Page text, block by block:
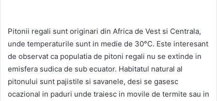
Pitonii regali sunt originari din Africa de Vest si Centrala,
unde temperaturile sunt in medie de 30°C. Este interesant
de observat ca populatia de pitoni regali nu se extinde in
emisfera sudica de sub ecuator. Habitatul natural al
pitonului sunt pajistile si savanele, desi se gasesc
ocazional in paduri unde traiesc in movile de termite sau in